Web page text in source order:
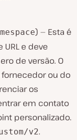
) — Esta é
e deve
de versão. O
ou do
os
em contato
personalizado.
v2.